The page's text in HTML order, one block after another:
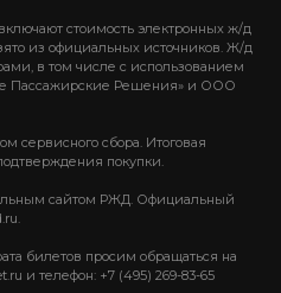
стоимость электронных ж/д
из официальных источников. Ж/д
в том числе с использованием
Пассажирские Решения» и ООО
сервисного сбора. Итоговая
покупки.
сайтом РЖД. Официальный
билетов просим обращаться на
и телефон: +7 (495) 269-83-65